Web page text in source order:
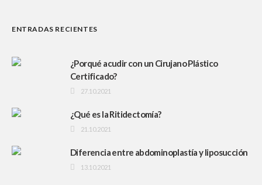
ENTRADAS RECIENTES
¿Porqué acudir con un Cirujano Plástico
Certificado?
27.10.2021
¿Qué es la Ritidectomía?
21.10.2021
Diferencia entre abdominoplastía y liposucción
13.10.2021